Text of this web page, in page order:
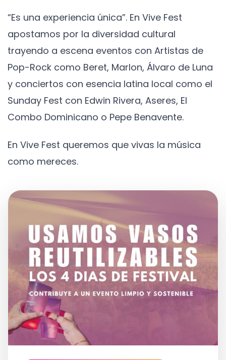
“Es una experiencia única”. En Vive Fest
apostamos por la diversidad cultural
trayendo a escena eventos con Artistas de
Pop-Rock como Beret, Marlon, Álvaro de Luna
y conciertos con esencia latina local como el
Sunday Fest con Edwin Rivera, Aseres, El
Combo Dominicano o Pepe Benavente.
En Vive Fest queremos que vivas la música
como mereces.